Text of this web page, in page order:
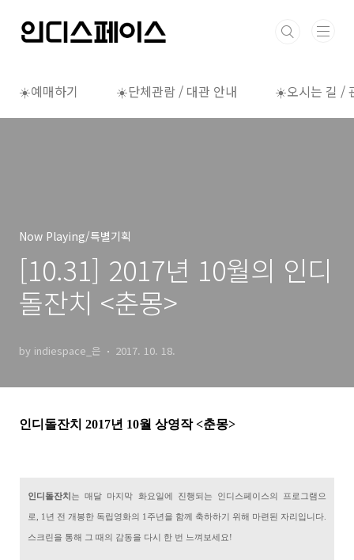
☀️예매하기 ☀️단체관람 / 대관 안내 ☀️오시는 길 /
Now Playing/특별기획
[10.31] 2017년 10월의 인디
돌잔치 <춘몽>
by indiespace_은 2017. 10. 18.
인디돌잔치 2017년 10월 상영작 <춘몽>
인디돌잔치는 매달 마지막 화요일에 진행되는 인디스페이스의 프로그램으
로, 1년 전 개봉한 독립영화의 1주년을 함께 축하하기 위해 마련된 자리입니다.
스크린을 통해 그 때의 감동을 다시 한 번 느껴보세요!